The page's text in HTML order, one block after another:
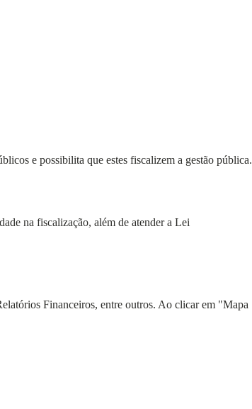
e possibilita que estes fiscalizem a gestão pública.
na fiscalização, além de atender a Lei
Financeiros, entre outros. Ao clicar em "Mapa